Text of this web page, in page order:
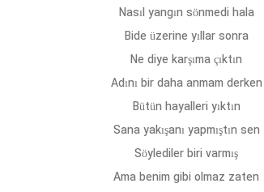
Nasıl yangın sönmedi hala
Bide üzerine yıllar sonra
Ne diye karşıma çıktın
Adını bir daha anmam derken
Bütün hayalleri yıktın
Sana yakışanı yapmıştın sen
Söylediler biri varmış
Ama benim gibi olmaz zaten